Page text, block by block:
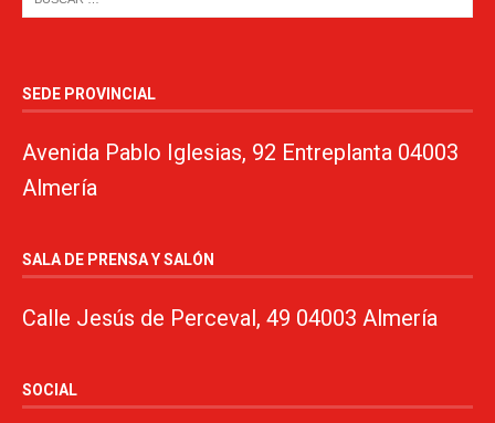
SEDE PROVINCIAL
Avenida Pablo Iglesias, 92 Entreplanta 04003
Almería
SALA DE PRENSA Y SALÓN
Calle Jesús de Perceval, 49 04003 Almería
SOCIAL